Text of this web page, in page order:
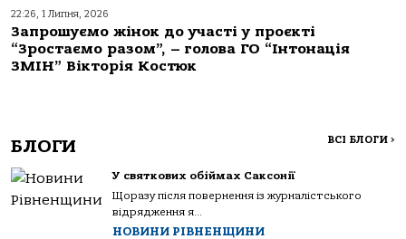
22:26, 1 Липня, 2026
Запрошуємо жінок до участі у проєкті
“Зростаємо разом”, – голова ГО “Інтонація
ЗМІН” Вікторія Костюк
БЛОГИ ВСІ БЛОГИ >
У святкових обіймах Саксонії
Щоразу після повернення із журналістського
відрядження я...
НОВИНИ РІВНЕНЩИНИ